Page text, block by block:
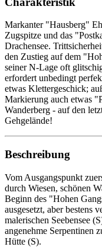
Markanter "Hausberg"
Zugspitze und das
Drachensee.
den Zustieg auf dem
seiner N-Lage oft
erfordert unbedingt
etwas Klettergeschick;
Markierung auch etwas
Wanderberg - auf den
Gehgelände!
Beschreibung
Vom Ausgangspunkt
durch Wiesen, schönen
Beginn des "Hohen
ausgesetzt, aber bestens
malerischen Seebensee
angenehme Serpentinen
Hütte (S).